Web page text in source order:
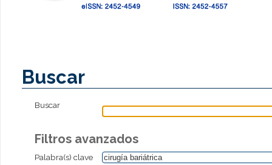
Buscar
Buscar
Filtros avanzados
Palabra(s) clave